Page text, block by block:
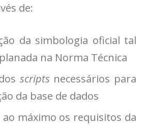
de:
da simbologia oficial tal
na Norma Técnica
scripts necessários para
da base de dados
máximo os requisitos da